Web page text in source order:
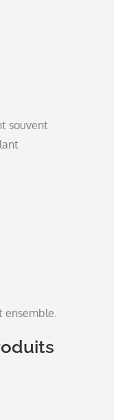
souvent
ensemble.